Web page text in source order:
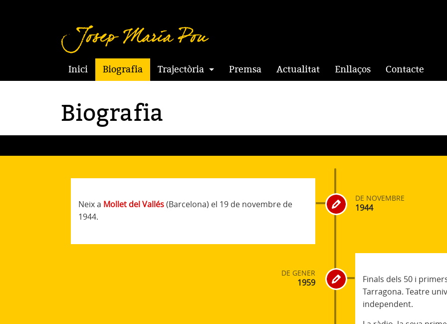
Inici Biografia Trajectòria Premsa Actualitat Enllaços Contacte
Biografia
DE NOVEMBRE
1944
Neix a Mollet del Vallés(Barcelona) el 19 de novembre de
1944.
DE GENER
1959
Finals dels 50 i
Tarragona. Teatre
independent.